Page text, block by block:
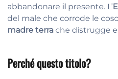
abbandonare il presente. L’
del male che corrode le
madre terra che distrugge
Perché questo titolo?